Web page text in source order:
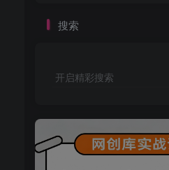
搜索
开启精彩搜索